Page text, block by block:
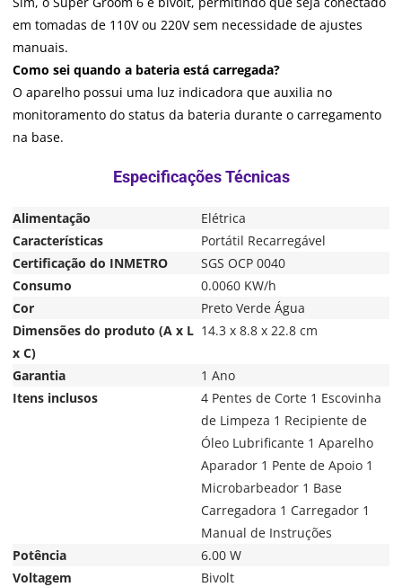
em tomadas de 110V ou 220V sem necessidade de ajustes
manuais.
Como sei quando a bateria está carregada?
O aparelho possui uma luz indicadora que auxilia no
monitoramento do status da bateria durante o carregamento
na base.
Alimentação
Elétrica
Características
Portátil Recarregável
Certificação do INMETRO
SGS OCP 0040
Consumo
0.0060 KW/h
Cor
Preto Verde Água
Dimensões do produto (A x L
x C)
14.3 x 8.8 x 22.8 cm
Garantia
1 Ano
Itens inclusos
4 Pentes de Corte 1 Escovinha
de Limpeza 1 Recipiente de
Óleo Lubrificante 1 Aparelho
Aparador 1 Pente de Apoio 1
Microbarbeador 1 Base
Carregadora 1 Carregador 1
Manual de Instruções
Potência
6.00 W
Voltagem
Bivolt